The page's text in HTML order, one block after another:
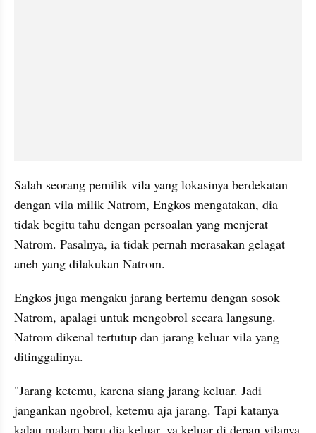
Salah seorang pemilik vila yang lokasinya berdekatan
dengan vila milik Natrom, Engkos mengatakan, dia
tidak begitu tahu dengan persoalan yang menjerat
Natrom. Pasalnya, ia tidak pernah merasakan gelagat
aneh yang dilakukan Natrom.
Engkos juga mengaku jarang bertemu dengan sosok
Natrom, apalagi untuk mengobrol secara langsung.
Natrom dikenal tertutup dan jarang keluar vila yang
ditinggalinya.
"Jarang ketemu, karena siang jarang keluar. Jadi
jangankan ngobrol, ketemu aja jarang. Tapi katanya
kalau malam baru dia keluar, ya keluar di depan vilanya